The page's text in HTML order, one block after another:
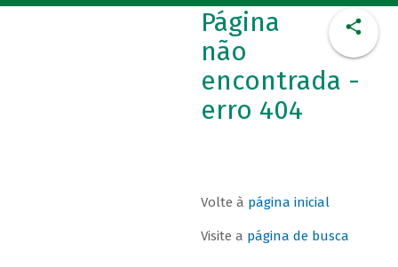
Página
não
encontrada -
erro 404
Volte à página inicial
Visite a página de busca